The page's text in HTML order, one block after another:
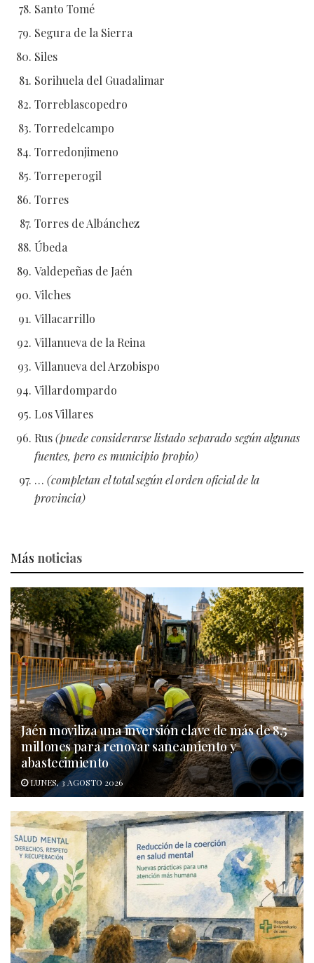
Santo Tomé
Segura de la Sierra
Siles
Sorihuela del Guadalimar
Torreblascopedro
Torredelcampo
Torredonjimeno
Torreperogil
Torres
Torres de Albánchez
Úbeda
Valdepeñas de Jaén
Vilches
Villacarrillo
Villanueva de la Reina
Villanueva del Arzobispo
Villardompardo
Los Villares
Rus(puede considerarse listado separado según algunas
fuentes, pero es municipio propio)
…(completan el total según el orden oficial de la
provincia)
Más noticias
Jaén moviliza una inversión clave de más de 8,5
millones para renovar saneamiento y
abastecimiento
LUNES, 3 AGOSTO 2026